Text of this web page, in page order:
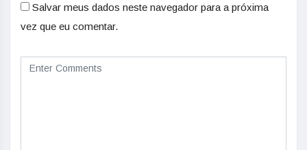
Salvar meus dados neste navegador para a próxima
vez que eu comentar.